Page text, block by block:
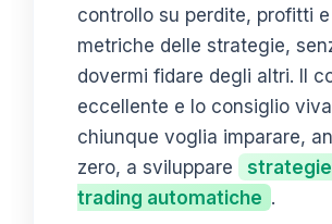
* (1 / 100)) / ATRVal, 0);
longSLPrezzo = Low - ATRVal;
longSLTick = (Close -
MinMove; Buy vol shares Next
at longSLPrezzo Stop; Sell
("LongExitTP") Next Bar at
(longSLTick * 2) * MinMove)
end;
controllo su perdite, profitti
metriche delle strategie,
dovermi fidare degli altri. Il
eccellente e lo consiglio
chiunque voglia imparare,
zero, a sviluppare
trading automatiche .